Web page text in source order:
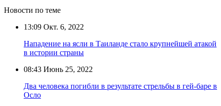
Новости по теме
13:09 Окт. 6, 2022
Нападение на ясли в Таиланде стало крупнейшей атакой
в истории страны
08:43 Июнь 25, 2022
Два человека погибли в результате стрельбы в гей-баре в
Осло